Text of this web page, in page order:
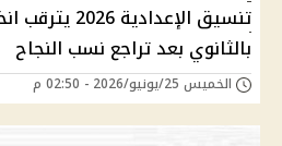
تنسيق
بالثانوي بعد تراجع نسب النجاح
الخميس 25/يونيو/2026 - 02:50 م